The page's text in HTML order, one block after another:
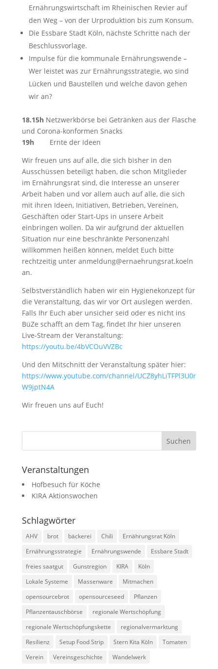
Ernährungswirtschaft im Rheinischen Revier auf
den Weg – von der Urproduktion bis zum Konsum.
Die Essbare Stadt Köln, nächste Schritte nach der
Beschlussvorlage.
Impulse für die kommunale Ernährungswende –
Wer leistet was zur Ernährungsstrategie, wo sind
Lücken und Baustellen und welche davon gehen
wir an?
18.15hNetzwerkbörse bei Getränken aus der Flasche
und Corona-konformen Snacks
19hErnte der Ideen
Wir freuen uns auf alle, die sich bisher in den
Ausschüssen beteiligt haben, die schon Mitglieder
im Ernährungsrat sind, die Interesse an unserer
Arbeit haben und vor allem auch auf alle, die sich
mit ihren Ideen, Initiativen, Betrieben, Vereinen,
Geschäften oder Start-Ups in unsere Arbeit
einbringen wollen. Da wir aufgrund der aktuellen
Situation nur eine beschränkte Personenzahl
willkommen heißen können, meldet Euch bitte
rechtzeitig unter anmeldung@ernaehrungsrat.koeln
an.
Selbstverständlich haben wir ein Hygienekonzept für
die Veranstaltung, das wir vor Ort auslegen werden.
Falls Ihr Euch aber unsicher seid oder es nicht ins
BüZe schafft an dem Tag, findet Ihr hier unseren
Live-Stream der Veranstaltung:
https://youtu.be/4bVCOuVVZBc
Und den Mitschnitt der Veranstaltung später hier:
https://www.youtube.com/channel/UCZ8yhLiTFPl3U0r
W9jptN4A
Wir freuen uns auf Euch!
Veranstaltungen
Hofbesuch für Köche
KIRA Aktionswochen
Schlagwörter
AHV brot bäckerei Chili
Ernährungsrat Köln
Ernährungsstrategie
Ernährungswende
Essbare Stadt
freies saatgut
Gunstregion KIRA
Köln
Lokale Systeme
Massenware
Mitmachen
opensourcebrot
opensourceseed
Pflanzen
Pflanzentauschbörse
regionale Wertschöpfung
regionale Wertschöpfungskette
regionalvermarktung
Resilienz
Setup Food Strip Stern Kita Köln
Tomaten
Verein
Vereinsgeschichte Wandelwerk